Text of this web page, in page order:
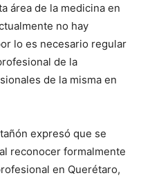
área de la medicina en
no hay
lo es necesario regular
de la
de la misma en
expresó que se
reconocer formalmente
en Querétaro,